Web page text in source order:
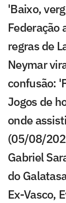
'Baixo,
Federação
regras de
Neymar
confusão:
Jogos de
onde
(05/08/
Gabriel
do
Ex-Vasco,